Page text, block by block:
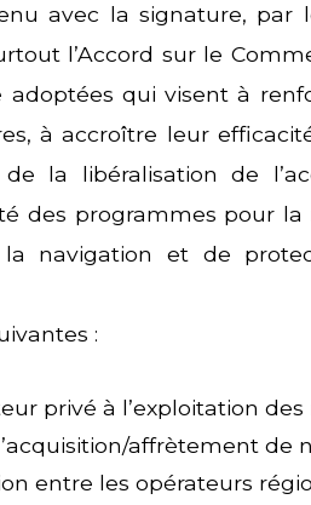
avec la signature, par
l’Accord sur le
adoptées qui visent à
à accroître leur
la libéralisation de
des programmes pour la
navigation et de
:
privé à l’exploitation des
affrètement de
entre les opérateurs